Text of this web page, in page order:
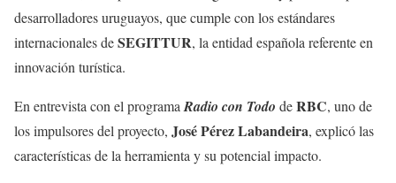
desarrolladores uruguayos, que cumple con los estándares
internacionales deSEGITTUR, la entidad española referente en
innovación turística.
En entrevista con el programaRadio con Todo deRBC, uno de
los impulsores del proyecto, José Pérez Labandeira, explicó las
características de la herramienta y su potencial impacto.